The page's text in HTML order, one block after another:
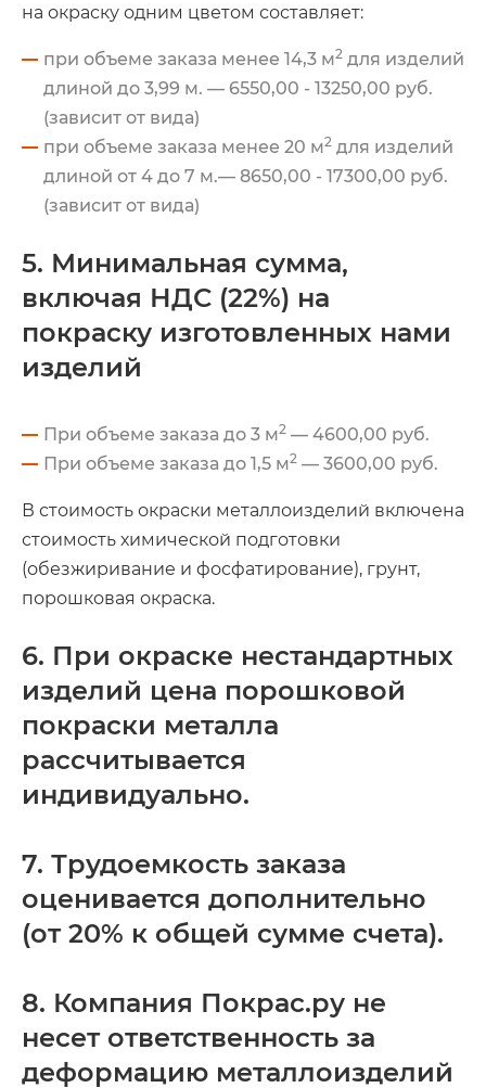
на окраску одним цветом составляет:
при объеме заказа менее 14,3 м2 для изделий
длиной до 3,99 м. — 6550,00 - 13250,00 руб.
(зависит от вида)
при объеме заказа менее 20 м2 для изделий
длиной от 4 до 7 м.— 8650,00 - 17300,00 руб.
(зависит от вида)
5. Минимальная сумма,
включая НДС (22%) на
покраску изготовленных нами
изделий
При объеме заказа до 3 м2 — 4600,00 руб.
При объеме заказа до 1,5 м2 — 3600,00 руб.
В стоимость окраски металлоизделий включена
стоимость химической подготовки
(обезжиривание и фосфатирование), грунт,
порошковая окраска.
6. При окраске нестандартных
изделий цена порошковой
покраски металла
рассчитывается
индивидуально.
7. Трудоемкость заказа
оценивается дополнительно
(от 20% к общей сумме счета).
8. Компания Покрас.ру не
несет ответственность за
деформацию металлоизделий